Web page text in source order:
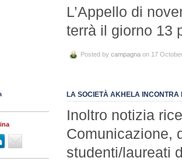
L’Appello di
terrà il giorno 13
Posted by campagna on 17
LA SOCIETÀ AKHELA INCONTRA
Inoltro notizia
Comunicazione,
studenti/laureati